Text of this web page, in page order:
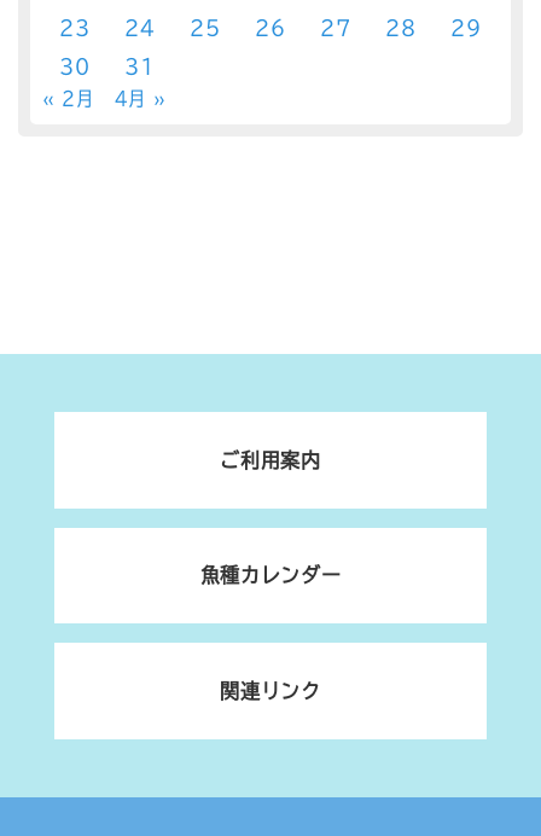
23
24 25 26 27 28
29
30
31
« 2月 4月 »
ご利用案内
魚種カレンダー
関連リンク